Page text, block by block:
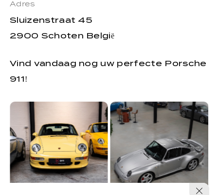
Adres
Sluizenstraat 45
2900 Schoten België
Vind vandaag nog uw perfecte Porsche
911!